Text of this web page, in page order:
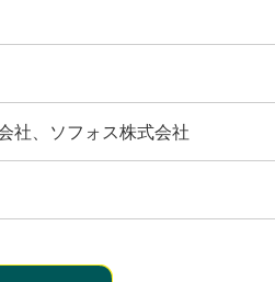
社、ソフォス株式会社